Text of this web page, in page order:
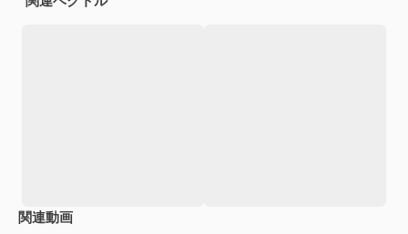
関連動画